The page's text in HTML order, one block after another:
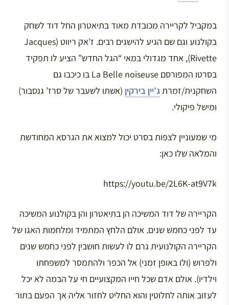
במקביל לקריירה מכובדת מאוד בתיאטרון החל דוד לשחק
בקולנוע וגם שם הגיע להישגים רבים. ז’אק ריווט (Jacques
Rivette), אחד מגדולי במאי “הגל החדש” הציע לו תפקיד
בסרטו המפורסם La Belle noiseuse בו כיכבו גם
השחקנית/זמרתג’יין בירקין (אשתו לשעבר של סרז’ גנסבור)
ומישל פיקולי.
מי שמעוניין לצפות בסרט יכול למצוא את הגרסא המחודשת
והמלאה שלו כאן:
https://youtu.be/2L6K-at9V7k
הקריירה של דוד המשיכה הן בתיאטרון והן בקולנוע המשיכה
עד לפני כחמש שנים. אולם הלחץ המתמיד ומלחמות האגו של
הקריירה הקולנועית גרם לו לעשות חושבין לפני כחמש שנים
ולפרוש (ולו באופן זמני) אל הכפר ולהתמסר למשפחתו
וילדיו). אולם אדם שכל חייו המקצועיים חי על הבמה לא יכל
לעזוב אותה לחלוטין והוא החליט לחזור אליה אך הפעם בתור